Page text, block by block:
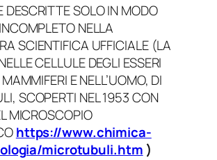
DESCRITTE SOLO IN MODO
NELLA
SCIENTIFICA UFFICIALE (LA
CELLULE DEGLI ESSERI
E NELL’UOMO, DI
SCOPERTI NEL 1953 CON
MICROSCOPIO
https://www.chimica-
microtubuli.htm )